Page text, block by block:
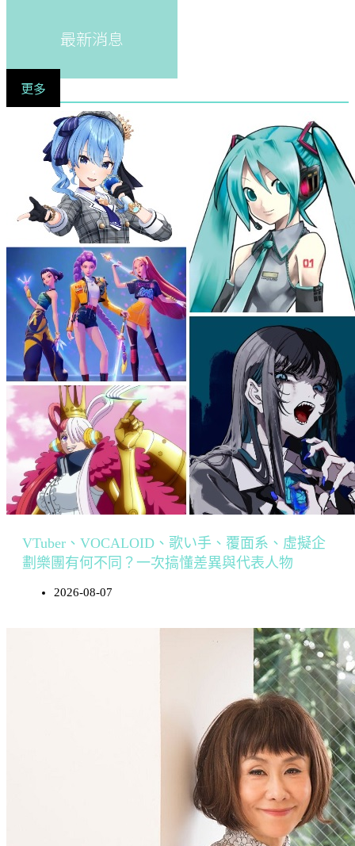
最新消息
更多
VTuber、VOCALOID、歌い手、覆面系、虛擬企
劃樂團有何不同？一次搞懂差異與代表人物
2026-08-07